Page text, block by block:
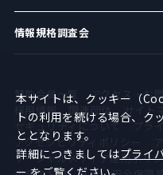
情報規格調査会
賛助会員一覧 アクセス・お
採用情報
関連団体 サイト
セキュリティについて
プラ
アクセシビリティポリシー
ソーシャルメディア運用ポリ
本サイトは、クッキー（
トの利用を続ける場合、ク
ととなります。
詳細につきましてはプライ
ー をご覧ください。